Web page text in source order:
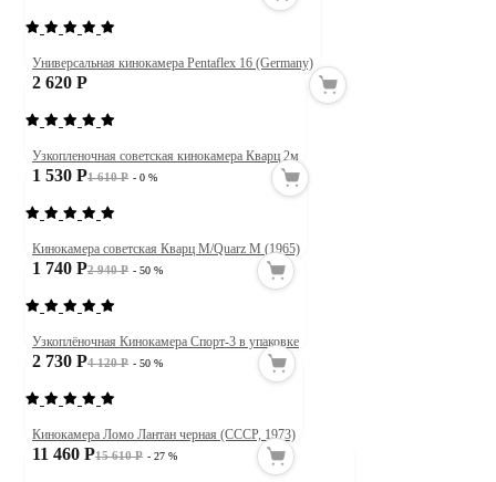
Универсальная кинокамера Pentaflex 16 (Germany)
2 620 Р
Узкопленочная советская кинокамера Кварц 2м
1 610 Р
1 530 Р - 0 %
Кинокамера советская Кварц M/Quarz М (1965)
2 940 Р
1 740 Р - 50 %
Узкоплёночная Кинокамера Спорт-3 в упаковке
4 120 Р
2 730 Р - 50 %
Кинокамера Ломо Лантан черная (СССР, 1973)
15 610 Р
11 460 Р - 27 %